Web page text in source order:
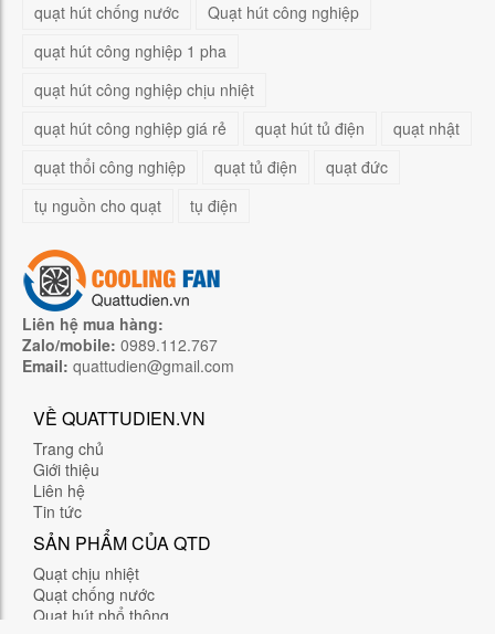
quạt hút chống nước
Quạt hút công nghiệp
quạt hút công nghiệp 1 pha
quạt hút công nghiệp chịu nhiệt
quạt hút công nghiệp giá rẻ
quạt hút tủ điện
quạt nhật
quạt thổi công nghiệp
quạt tủ điện
quạt đức
tụ nguồn cho quạt
tụ điện
Liên hệ mua hàng:
Zalo/mobile: 0989.112.767
Email: quattudien@gmail.com
VỀ QUATTUDIEN.VN
Trang chủ
Giới thiệu
Liên hệ
Tin tức
SẢN PHẨM CỦA QTD
Quạt chịu nhiệt
Quạt chống nước
Quạt hút phổ thông